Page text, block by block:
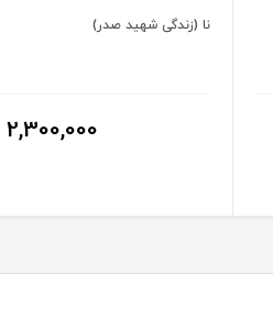
نا (زندگی شهید صدر)
2,300,000